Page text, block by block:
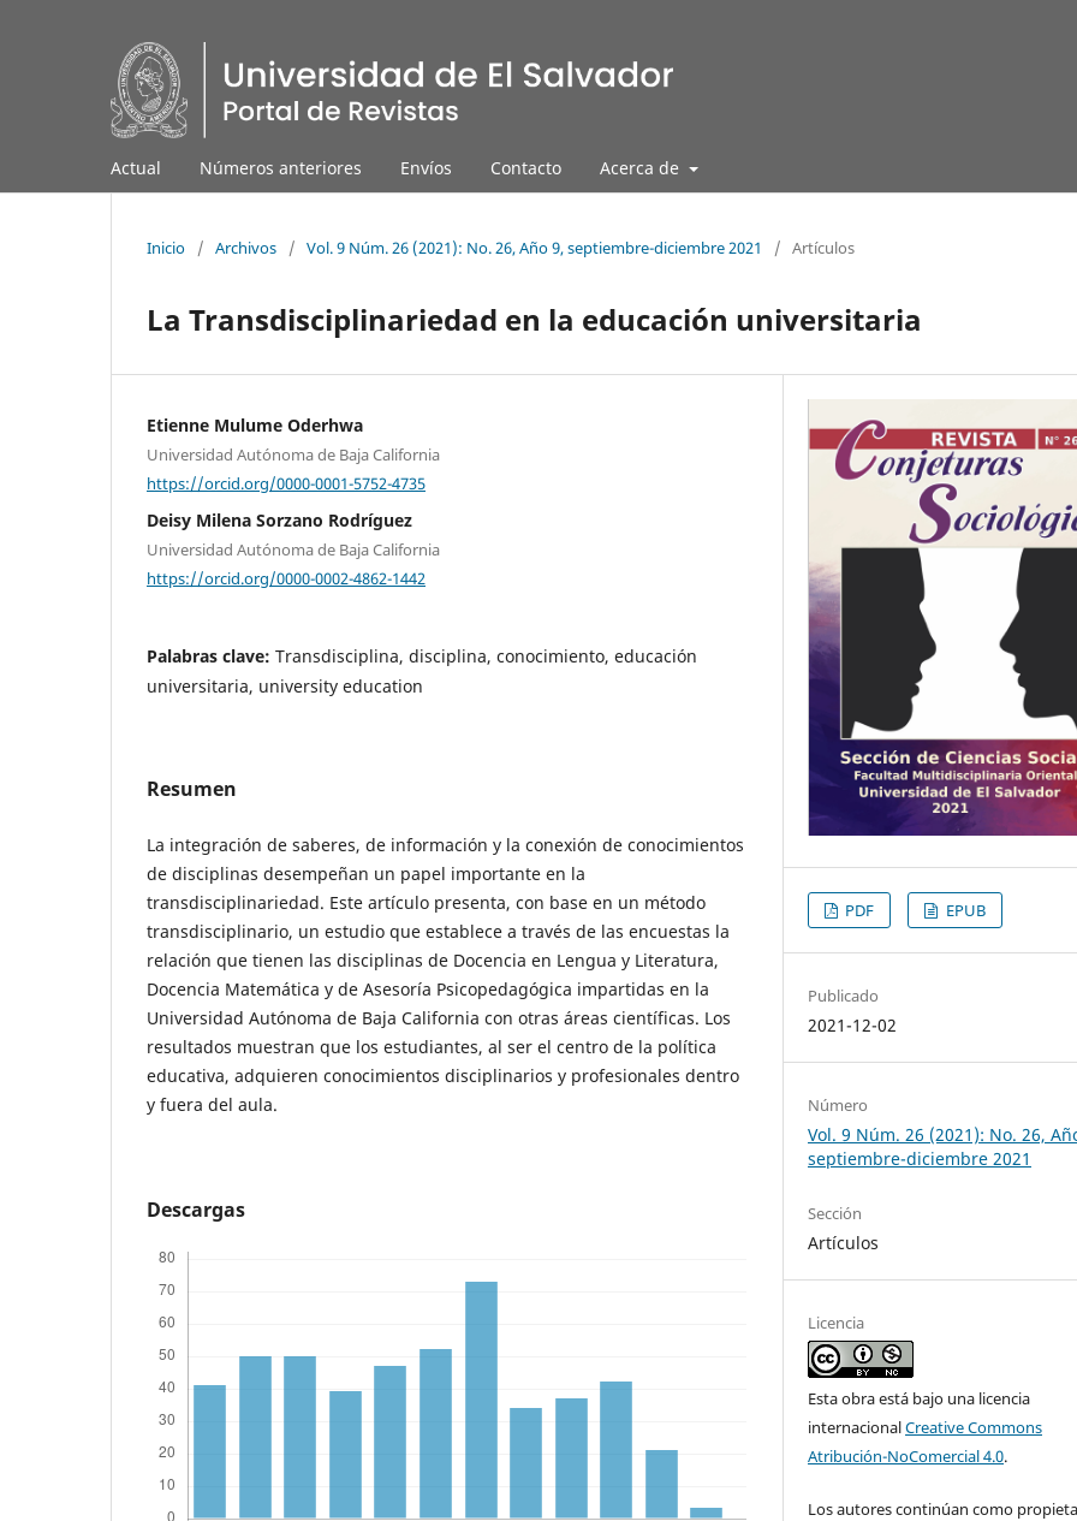
Actual Números anteriores Envíos Contacto Acerca de
Inicio / Archivos / Vol. 9 Núm. 26 (2021): No. 26, Año 9, septiembre-diciembre 2021 / Artículos
La Transdisciplinariedad en la educación universitaria
Etienne Mulume Oderhwa
Universidad Autónoma de Baja California
https://orcid.org/0000-0001-5752-4735
Deisy Milena Sorzano Rodríguez
Universidad Autónoma de Baja California
https://orcid.org/0000-0002-4862-1442
Palabras clave: Transdisciplina, disciplina, conocimiento, educación
universitaria, university education
Resumen
La integración de saberes, de información y la conexión de conocimientos
de disciplinas desempeñan un papel importante en la
transdisciplinariedad. Este artículo presenta, con base en un método
transdisciplinario, un estudio que establece a través de las encuestas la
relación que tienen las disciplinas de Docencia en Lengua y Literatura,
Docencia Matemática y de Asesoría Psicopedagógica impartidas en la
Universidad Autónoma de Baja California con otras áreas científicas. Los
resultados muestran que los estudiantes, al ser el centro de la política
educativa, adquieren conocimientos disciplinarios y profesionales dentro
y fuera del aula.
Descargas
PDF EPUB
Publicado
2021-12-02
Número
Vol. 9 Núm. 26 (2021): No. 26,
septiembre-diciembre 2021
Sección
Artículos
Licencia
Esta obra está bajo una licencia
internacionalCreative Commons
Atribución-NoComercial 4.0.
Los autores continúan como